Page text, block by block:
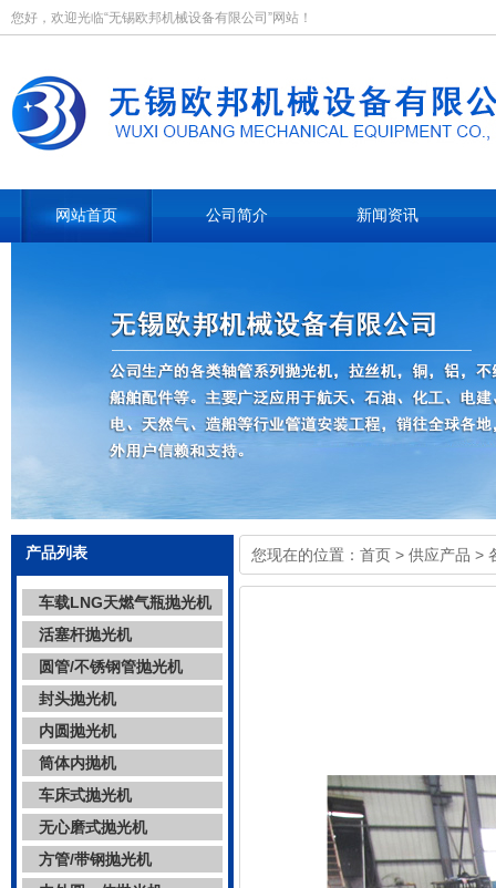
您好，欢迎光临“无锡欧邦机械设备有限公司”网站！
网站首页 公司简介 新闻资讯
产品列表
车载LNG天燃气瓶抛光机
活塞杆抛光机
圆管/不锈钢管抛光机
封头抛光机
内圆抛光机
筒体内抛机
车床式抛光机
无心磨式抛光机
方管/带钢抛光机
您现在的位置： 首页 > 供应产品 >